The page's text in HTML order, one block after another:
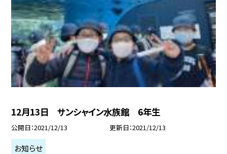
12月13日 サンシャイン水族館 6年生
公開日 2021/12/13 更新日 2021/12/13
お知らせ